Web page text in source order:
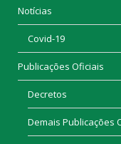
Notícias
Covid-19
Publicações Oficiais
Decretos
Demais Publicações